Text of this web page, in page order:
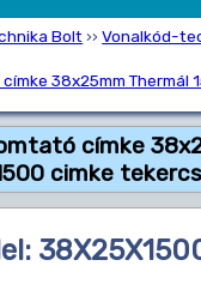
Bolt ››Vonalkód-
38x25mm Thermál
címke
cimke